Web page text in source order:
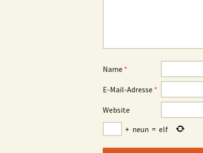
Name *
E-Mail-Adresse *
Website
+ neun = elf